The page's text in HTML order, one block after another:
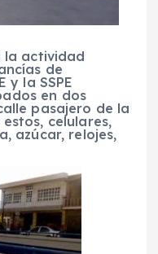
la actividad
de
y la SSPE
en dos
pasajero de la
celulares,
azúcar, relojes,